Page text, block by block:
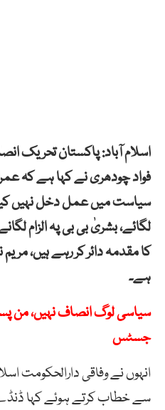
اسلام آباد: پاکستان تحریک
فواد چودھری نے کہا ہے کہ
سیاست میں عمل دخل نہیں کیا،
لگائے، بشریٰ بی بی پہ الزام
کا مقدمہ دائر کر رہے ہیں، مریم
ہے۔
سیاسی لوگ انصاف نہیں، من
جسٹس
انہوں نے وفاقی دارالحکومت
سے خطاب کرتے ہوئے کہا